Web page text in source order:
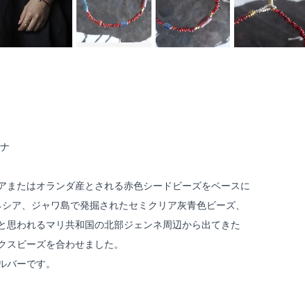
またはオランダ産とされる赤色シードビーズをベースに
ア、ジャワ島で発掘されたセミクリア灰青色ビーズ、
思われるマリ共和国の北部ジェンネ周辺から出てきた
スビーズを合わせました。
バーです。